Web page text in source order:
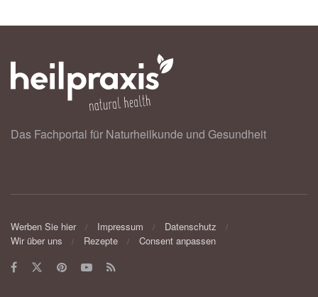
Das Fachportal für Naturheilkunde und Gesundheit
Werben Sie hier Impressum
Datenschutz
Wir über uns
Rezepte Consent anpassen